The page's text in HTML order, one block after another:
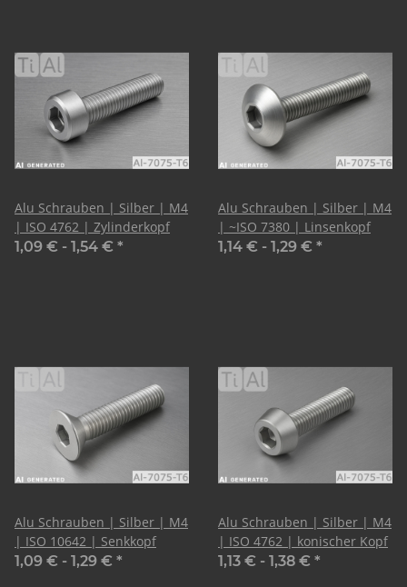
Alu Schrauben | Silber | M4
| ISO 4762 | Zylinderkopf
1,09 € - 1,54 € *
Alu Schrauben | Silber | M4
| ~ISO 7380 | Linsenkopf
1,14 € - 1,29 € *
Alu Schrauben | Silber | M4
| ISO 10642 | Senkkopf
1,09 € - 1,29 € *
Alu Schrauben | Silber | M4
| ISO 4762 | konischer Kopf
1,13 € - 1,38 € *